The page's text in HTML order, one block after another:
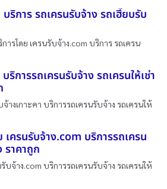
ริการ รถเครนรับจ้าง รถเฮี๊ยบรับ
ารโดย เครนรับจ้าง.com บริการ รถเครน
ริการรถเครนรับจ้าง รถเครนให้เช่า
างเกาะคา บริการรถเครนรับจ้าง รถเครนให้
เครนรับจ้าง.com บริการรถเครน
ราคาถูก
บจ้าง.com บริการรถเครนรับจ้าง รถเครนให้